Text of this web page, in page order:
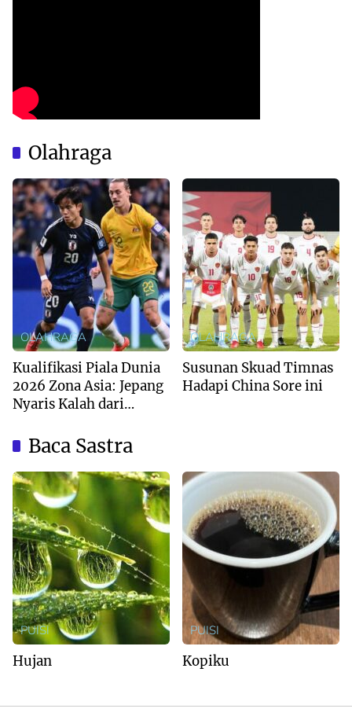
Olahraga
OLAHRAGA
Kualifikasi Piala Dunia
2026 Zona Asia: Jepang
Nyaris Kalah dari
OLAHRAGA
Susunan Skuad Timnas
Hadapi China Sore ini
Baca Sastra
PUISI
Hujan
PUISI
Kopiku